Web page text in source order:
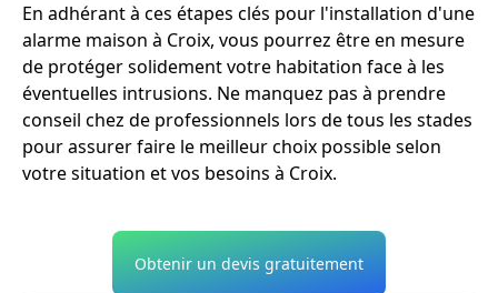
En adhérant à ces étapes clés pour l'installation d'une
alarme maison à Croix, vous pourrez être en mesure
de protéger solidement votre habitation face à les
éventuelles intrusions. Ne manquez pas à prendre
conseil chez de professionnels lors de tous les stades
pour assurer faire le meilleur choix possible selon
votre situation et vos besoins à Croix.
Obtenir un devis gratuitement